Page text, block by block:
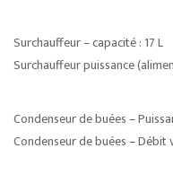
Surchauffeur – capacité : 17 L
Surchauffeur puissance
Condenseur de buées –
Condenseur de buées –